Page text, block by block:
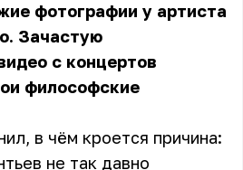
фотографии у артиста
Зачастую
с концертов
философские
в чём кроется причина:
не так давно